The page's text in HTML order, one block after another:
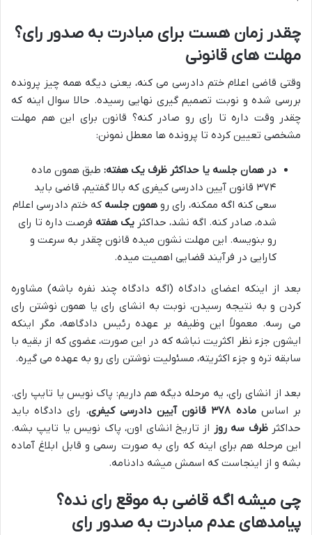
چقدر زمان هست برای مبادرت به صدور رای؟
مهلت های قانونی
وقتی قاضی اعلام ختم دادرسی می کنه، یعنی دیگه همه چیز پرونده
بررسی شده و نوبت تصمیم گیری نهایی رسیده. حالا سوال اینه که
چقدر وقت داره تا رای رو صادر کنه؟ قانون برای این هم مهلت
مشخصی تعیین کرده تا پرونده ها معطل نمونن:
در همان جلسه یا حداکثر ظرف یک هفته: طبق همون ماده
۳۷۴ قانون آیین دادرسی کیفری که بالا گفتیم، قاضی باید
سعی کنه اگه ممکنه، رای رو همون جلسه که ختم دادرسی اعلام
شده، صادر کنه. اگه نشد، حداکثر یک هفته فرصت داره تا رای
رو بنویسه. این مهلت نشون میده قانون چقدر به سرعت و
کارایی در فرآیند قضایی اهمیت میده.
بعد از اینکه اعضای دادگاه (اگه دادگاه چند نفره باشه) مشاوره
کردن و به نتیجه رسیدن، نوبت به انشای رای یا همون نوشتن رای
می رسه. معمولاً این وظیفه بر عهده رئیس دادگاهه، مگر اینکه
ایشون جزء نظر اکثریت نباشه که در این صورت، عضوی که از بقیه با
سابقه تره و جزء اکثریته، مسئولیت نوشتن رای رو به عهده می گیره.
بعد از انشای رای، یه مرحله دیگه هم داریم: پاک نویس یا تایپ رای.
بر اساسماده ۳۷۸ قانون آیین دادرسی کیفری
، رای دادگاه باید
حداکثرظرف سه روز از تاریخ انشای اون، پاک نویس یا تایپ بشه.
این مرحله هم برای اینه که رای به صورت رسمی و قابل ابلاغ آماده
بشه و از اینجاست که اسمش میشه دادنامه.
چی میشه اگه قاضی به موقع رای نده؟
پیامدهای عدم مبادرت به صدور رای